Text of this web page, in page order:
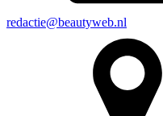
redactie@beautyweb.nl